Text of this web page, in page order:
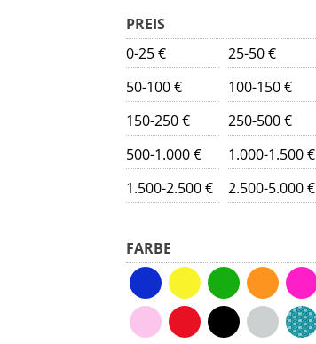
PREIS
0-25 €
25-50 €
50-100 €
100-150 €
150-250 €
250-500 €
500-1.000 €
1.000-1.500 €
1.500-2.500 €
2.500-5.000 €
FARBE